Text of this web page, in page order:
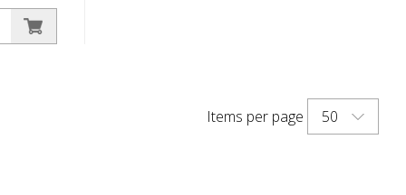
galų,
Items per page 50